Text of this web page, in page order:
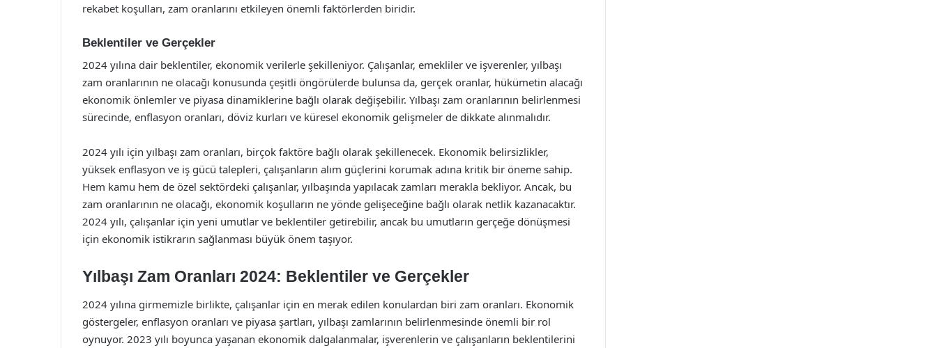
rekabet koşulları, zam oranlarını etkileyen önemli faktörlerden biridir.
Beklentiler ve Gerçekler
2024 yılına dair beklentiler, ekonomik verilerle şekilleniyor. Çalışanlar, emekliler ve işverenler, yılbaşı
zam oranlarının ne olacağı konusunda çeşitli öngörülerde bulunsa da, gerçek oranlar, hükümetin alacağı
ekonomik önlemler ve piyasa dinamiklerine bağlı olarak değişebilir. Yılbaşı zam oranlarının belirlenmesi
sürecinde, enflasyon oranları, döviz kurları ve küresel ekonomik gelişmeler de dikkate alınmalıdır.
2024 yılı için yılbaşı zam oranları, birçok faktöre bağlı olarak şekillenecek. Ekonomik belirsizlikler,
yüksek enflasyon ve iş gücü talepleri, çalışanların alım güçlerini korumak adına kritik bir öneme sahip.
Hem kamu hem de özel sektördeki çalışanlar, yılbaşında yapılacak zamları merakla bekliyor. Ancak, bu
zam oranlarının ne olacağı, ekonomik koşulların ne yönde gelişeceğine bağlı olarak netlik kazanacaktır.
2024 yılı, çalışanlar için yeni umutlar ve beklentiler getirebilir, ancak bu umutların gerçeğe dönüşmesi
için ekonomik istikrarın sağlanması büyük önem taşıyor.
Yılbaşı Zam Oranları 2024: Beklentiler ve Gerçekler
2024 yılına girmemizle birlikte, çalışanlar için en merak edilen konulardan biri zam oranları. Ekonomik
göstergeler, enflasyon oranları ve piyasa şartları, yılbaşı zamlarının belirlenmesinde önemli bir rol
oynuyor. 2023 yılı boyunca yaşanan ekonomik dalgalanmalar, işverenlerin ve çalışanların beklentilerini